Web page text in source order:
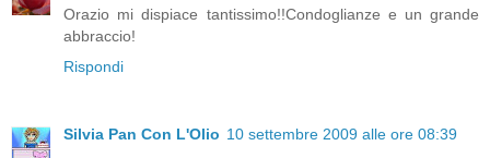
Orazio mi dispiace tantissimo!!Condoglianze e un grande
abbraccio!
Rispondi
Silvia Pan Con L'Olio 10 settembre 2009 alle ore 08:39